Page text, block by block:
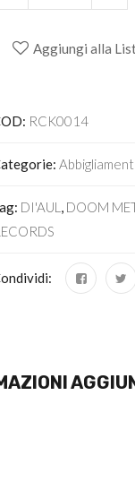
Aggiungi alla
RCK0014
DI'AUL , DOOM